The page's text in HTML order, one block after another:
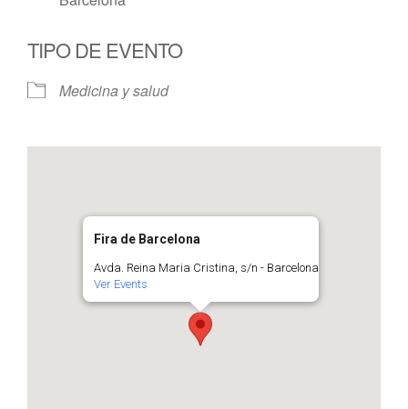
TIPO DE EVENTO
Medicina y salud
Fira de Barcelona
Avda. Reina Maria Cristina, s/n - Barcelona
Ver Events